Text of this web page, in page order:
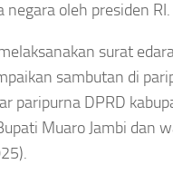
negara oleh presiden RI.
surat
sambutan di
paripurna DPRD
Muaro Jambi dan
Sanjaya
di
Sanjaya
Agustus
6, 2026